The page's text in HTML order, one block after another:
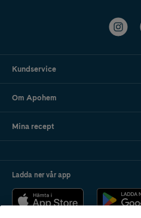
Kundservice
Om Apohem
Mina recept
Ladda ner vår app